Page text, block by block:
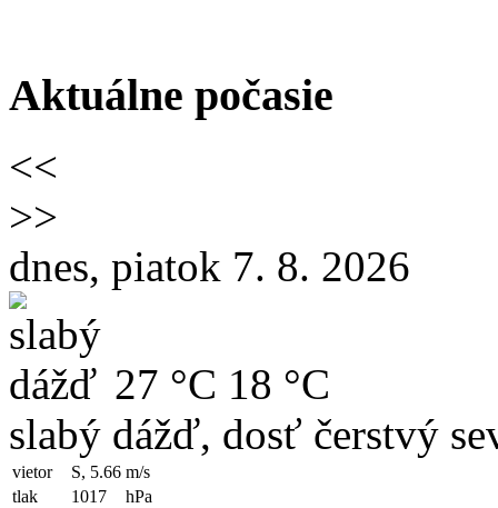
Aktuálne počasie
<<
>>
dnes, piatok 7. 8. 2026
27 °C 18 °C
slabý dážď, dosť čerstvý
vietor S, 5.66 m/s
tlak
1017
hPa